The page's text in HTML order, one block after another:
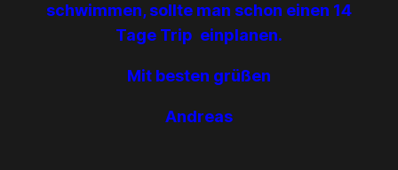
schwimmen, sollte man schon einen 14
Tage Trip einplanen.
Mit besten grüßen
Andreas